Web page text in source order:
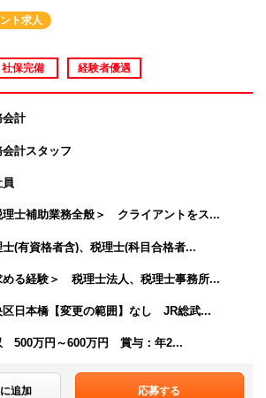
ト求人
社保完備 経験者優遇
会計
会計スタッフ
員
理士補助業務全般＞ クライアントをス...
士(有資格者含)、税理士(科目合格者...
める経験＞ 税理士法人、税理士事務所...
区日本橋【変更の範囲】なし JR総武...
500万円～600万円 賞与：年2...
追加 応募する